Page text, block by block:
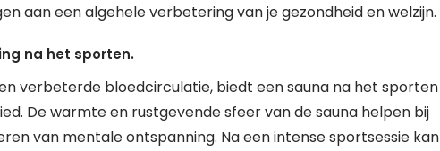
aan een algehele verbetering van je gezondheid en welzijn.
na het sporten.
verbeterde bloedcirculatie, biedt een sauna na het sporten
De warmte en rustgevende sfeer van de sauna helpen bij
van mentale ontspanning. Na een intense sportsessie kan